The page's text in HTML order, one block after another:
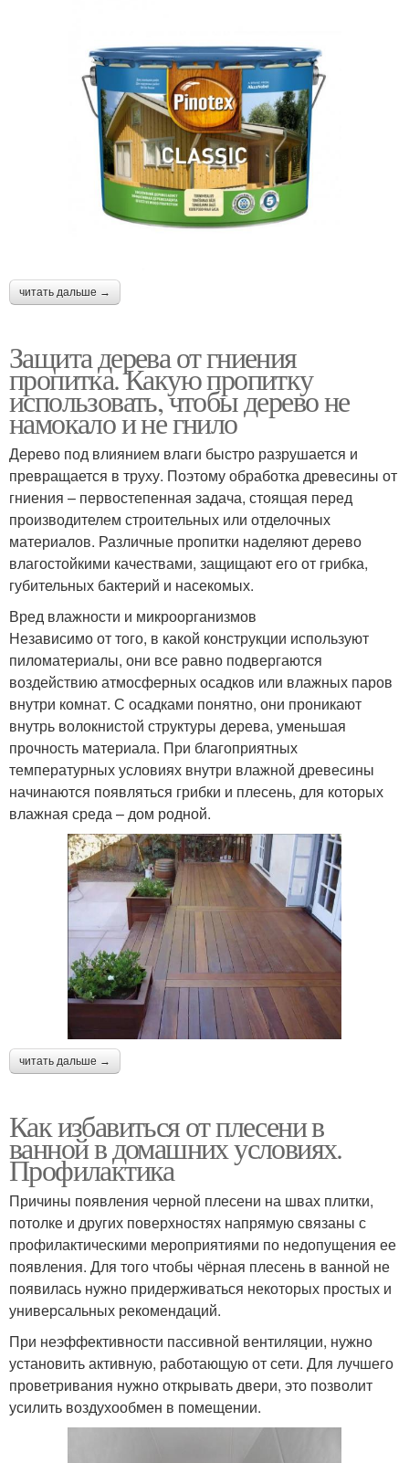
читать дальше →
Защита дерева от гниения
пропитка. Какую пропитку
использовать, чтобы дерево не
намокало и не гнило
Дерево под влиянием влаги быстро разрушается и
превращается в труху. Поэтому обработка древесины от
гниения – первостепенная задача, стоящая перед
производителем строительных или отделочных
материалов. Различные пропитки наделяют дерево
влагостойкими качествами, защищают его от грибка,
губительных бактерий и насекомых.
Вред влажности и микроорганизмов
Независимо от того, в какой конструкции используют
пиломатериалы, они все равно подвергаются
воздействию атмосферных осадков или влажных паров
внутри комнат. С осадками понятно, они проникают
внутрь волокнистой структуры дерева, уменьшая
прочность материала. При благоприятных
температурных условиях внутри влажной древесины
начинаются появляться грибки и плесень, для которых
влажная среда – дом родной.
читать дальше →
Как избавиться от плесени в
ванной в домашних условиях.
Профилактика
Причины появления черной плесени на швах плитки,
потолке и других поверхностях напрямую связаны с
профилактическими мероприятиями по недопущения ее
появления. Для того чтобы чёрная плесень в ванной не
появилась нужно придерживаться некоторых простых и
универсальных рекомендаций.
При неэффективности пассивной вентиляции, нужно
установить активную, работающую от сети. Для лучшего
проветривания нужно открывать двери, это позволит
усилить воздухообмен в помещении.